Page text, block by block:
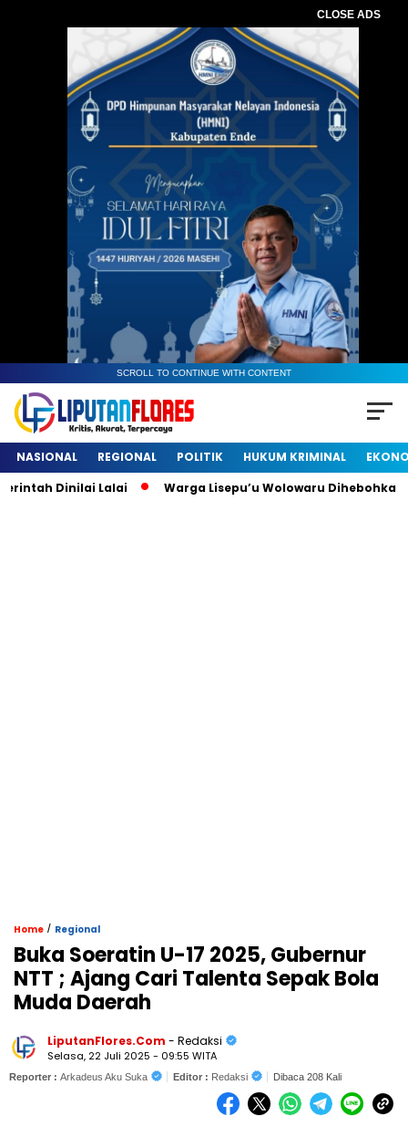
CLOSE ADS
SCROLL TO CONTINUE WITH CONTENT
NASIONAL REGIONAL POLITIK HUKUM KRIMINAL
Dinilai Lalai
Warga Lisepu’u Wolowaru Dihebohkan
Home / Regional
Buka Soeratin U-17 2025, Gubernur
NTT ; Ajang Cari Talenta Sepak Bola
Muda Daerah
LiputanFlores.Com - Redaksi
Selasa, 22 Juli 2025 - 09:55 WITA
Reporter : Arkadeus Aku Suka Editor : Redaksi Dibaca 208 Kali
Baca Juga : Uskup Larantuka Angkat 3
Deken Wilayah 2026–2031, Perkuat
Pelayanan Pastoral